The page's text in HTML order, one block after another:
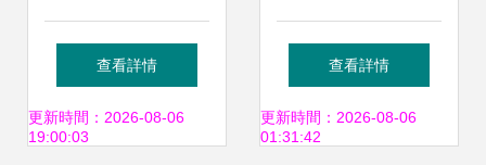
手澎峰科技，聯合
發布RISC-V初學者
查看詳情
更新時間：2026-08-06
19:00:03
食品加工技術與設
備展覽會 技術賦
查看詳情
更新時間：2026-08-06
01:31:42